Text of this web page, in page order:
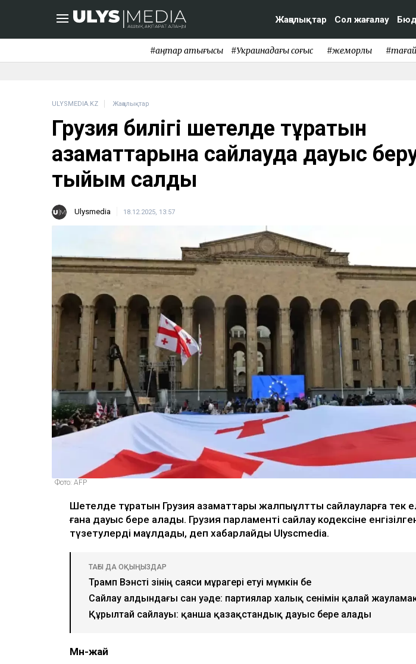
Жаңалықтар Сол жағалау
#қаңтар қақтығысы #Украинадағы соғыс #жемқорлық
ULYSMEDIA.KZ Жаңалықтар
Грузия билігі шетелде тұратын
азаматтарына сайлауда дауыс
тыйым салды
Ulysmedia 18.12.2025, 13:57
Фото: AFP
Шетелде тұратын Грузия азаматтары жалпыұлттық сайлауларға тек
ғана дауыс бере алады. Грузия парламенті сайлау кодексіне
түзетулерді мақұлдады, деп хабарлайды Ulyscmedia.
ТАҒЫ ДА ОҚЫҢЫЗДАР
Трамп Вэнсті өзінің саяси мұрагері етуі мүмкін бе
Сайлау алдындағы сан уәде: партиялар халық сенімін қалай
Құрылтай сайлауы: қанша қазақстандық дауыс бере алады
Мән-жай